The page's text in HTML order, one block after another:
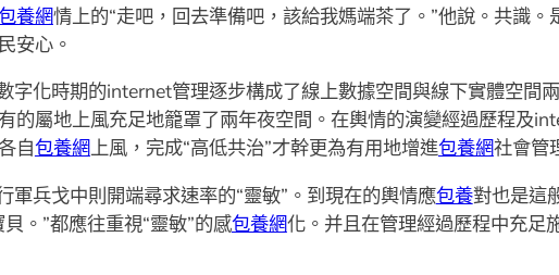
養網情上的“走吧，回去準備吧，該給我媽端茶了。”他說。共識。
安心。
字化時期的internet管理逐步構成了線上數據空間與線下實體空間
的屬地上風充足地籠罩了兩年夜空間。在輿情的演變經過歷程及
自包養網上風，完成“高低共治”才幹更為有用地增進包養網社會管
軍兵戈中則開端尋求速率的“靈敏”。到現在的輿情應包養對也是這
。”都應往重視“靈敏”的感包養網化。并且在管理經過歷程中充足